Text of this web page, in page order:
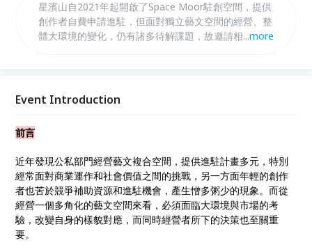
星濱山自2021年起開啟了Space Moor駐創空間，提供
創作者自費申請進駐，但面對獨立藝文空間的經營、整
體大環境的變化，仍有諸多待解課題，故邀請相關藝文
...more
Event Introduction
前言
近年發現公私部門經營藝文複合空間，提供進駐計畫多元，特別
經常面對商業運作和社會價值之間的挑戰，另一方面年輕的創作
者也苦於競爭補助資源和進駐機會，產生憎多粥少的現象。而從
經營一個多角化的藝文空間來看，必須面臨大環境與市場的考
驗，改變自身的樣貌對應，而同時經營者所下的決策也至關重
要。